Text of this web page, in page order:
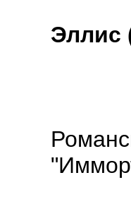
Эллис